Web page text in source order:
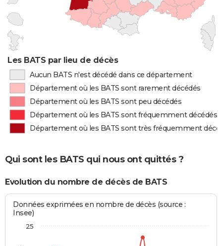
Les BATS par lieu de décès
Aucun BATS n'est décédé dans ce département
Département où les BATS sont rarement décédés
Département où les BATS sont peu décédés
Département où les BATS sont fréquemment décédés
Département où les BATS sont très fréquemment
Qui sont les BATS qui nous ont quittés ?
Evolution du nombre de décès de BATS
Données exprimées en nombre de décès (source :
Insee)
25